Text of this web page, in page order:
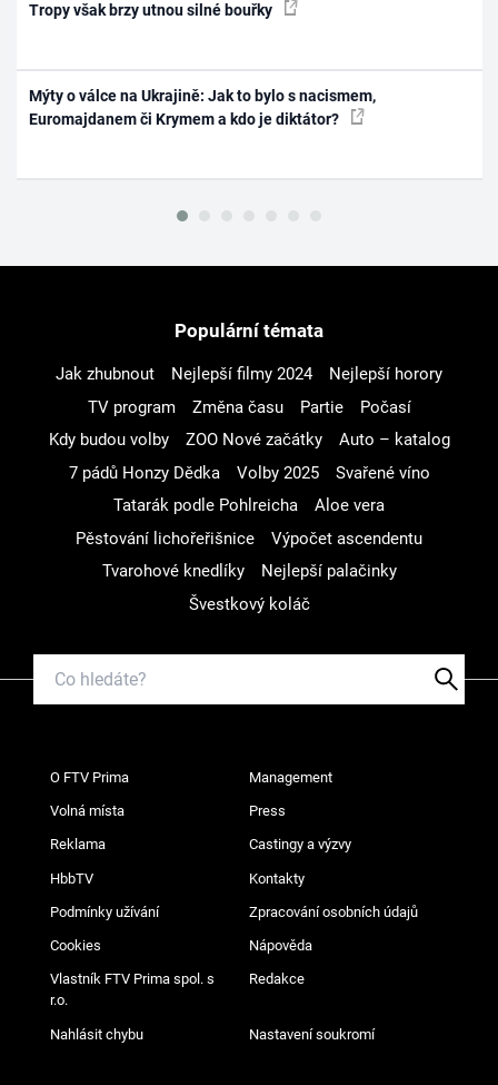
Tropy však brzy utnou silné bouřky
Mýty o válce na Ukrajině: Jak to bylo s nacismem,
Euromajdanem či Krymem a kdo je diktátor?
Populární témata
Jak zhubnout Nejlepší filmy 2024
Nejlepší horory
TV program
Změna času Partie
Počasí
Kdy budou volby
ZOO Nové začátky
Auto – katalog
7 pádů Honzy Dědka
Volby 2025
Svařené víno
Tatarák podle Pohlreicha
Aloe vera
Pěstování lichořeřišnice
Výpočet ascendentu
Tvarohové knedlíky
Nejlepší palačinky
Švestkový koláč
O FTV Prima Management
Volná místa Press
Reklama Castingy a výzvy
HbbTV Kontakty
Podmínky užívání Zpracování osobních údajů
Cookies Nápověda
Vlastník FTV Prima spol. s
r.o.
Redakce
Nahlásit chybu Nastavení soukromí